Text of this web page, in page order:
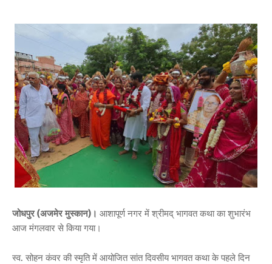
जोधपुर (अजमेर मुस्कान)। आशापूर्ण नगर में श्रीमद् भागवत कथा का शुभारंभ
आज मंगलवार से किया गया।
स्व. सोहन कंवर की स्मृति में आयोजित सांत दिवसीय भागवत कथा के पहले दिन